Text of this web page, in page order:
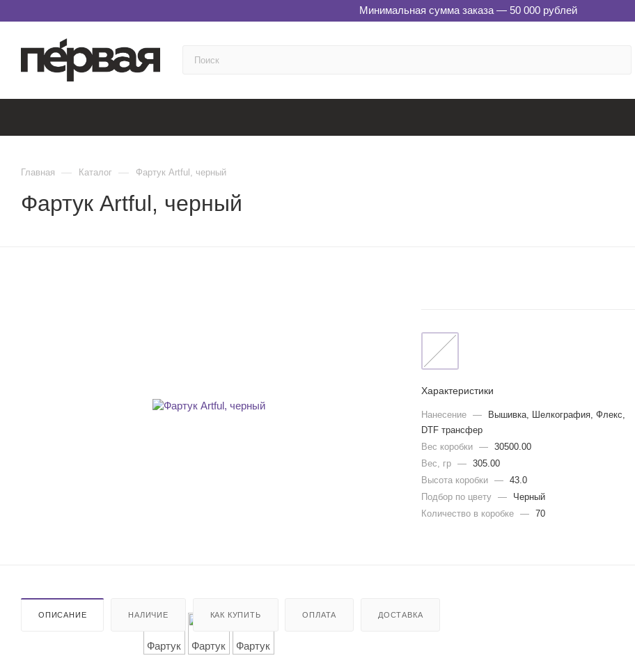
Минимальная сумма заказа — 50 000 рублей
Главная — Каталог — Фартук Artful, черный
Фартук Artful, черный
Характеристики
Нанесение —
Вышивка, Шелкография, Флекс,
DTF трансфер
Вес коробки
—
30500.00
Вес, гр
—
305.00
Высота коробки
—
43.0
Подбор по цвету
—
Черный
Количество в коробке
— 70
ОПИСАНИЕ НАЛИЧИЕ КАК КУПИТЬ ОПЛАТА ДОСТАВКА